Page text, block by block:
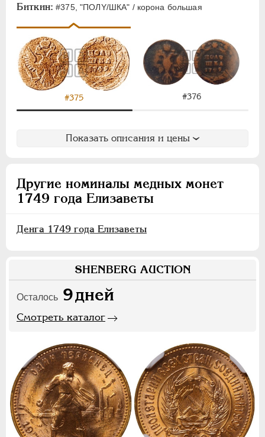
Биткин: #375, "ПОЛY/ШКА" / корона большая
#375 #376
Показать описания и цены
Другие номиналы медных монет
1749 года Елизаветы
Денга 1749 года Елизаветы
SHENBERG AUCTION
Осталось 9дней
Смотреть каталог
ПЕТР III 1762-1762
ЕКАТЕРИНА II 1762-1796
ПАВЕЛ I 1796-1801
АЛЕКСАНДР I 1801-1825
НИКОЛАЙ I 1826-1855
АЛЕКСАНДР II
1855-1881
АЛЕКСАНДР III 1881-1894
ВРЕМЕННОЕ ПРАВ. 1917-1918